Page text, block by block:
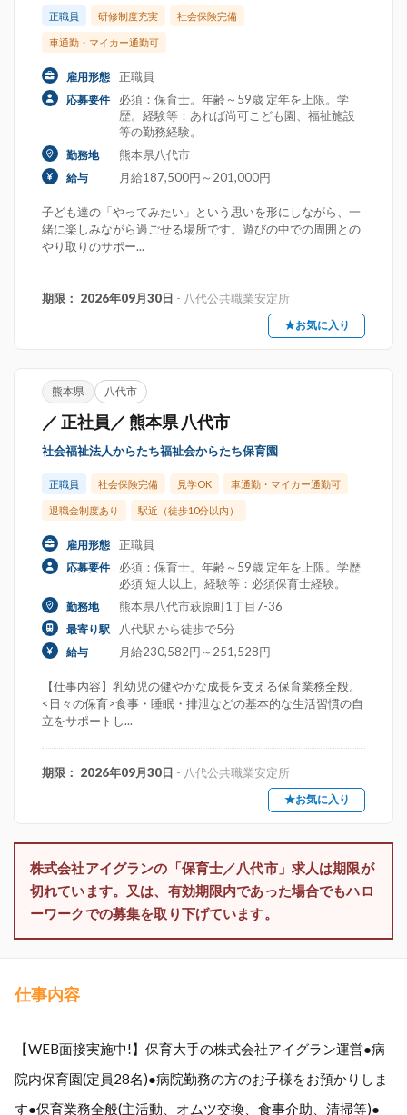
正職員 研修制度充実 社会保険完備
車通勤・マイカー通勤可
雇用形態 正職員
応募要件
必須：保育士。年齢～59歳 定年を上限。学
歴。経験等：あれば尚可こども園、福祉施設
等の勤務経験。
勤務地 熊本県八代市
給与 月給187,500円～201,000円
子ども達の「やってみたい」という思いを形にしながら、一
緒に楽しみながら過ごせる場所です。遊びの中での周囲との
やり取りのサポー...
期限： 2026年09月30日 - 八代公共職業安定所
★お気に入り
熊本県 八代市
／ 正社員／ 熊本県 八代市
社会福祉法人からたち福祉会からたち保育園
正職員 社会保険完備 見学OK 車通勤・マイカー通勤可
退職金制度あり 駅近（徒歩10分以内）
雇用形態 正職員
応募要件
必須：保育士。年齢～59歳 定年を上限。学歴
必須 短大以上。経験等：必須保育士経験。
勤務地 熊本県八代市萩原町1丁目7-36
最寄り駅 八代駅 から徒歩で5分
給与 月給230,582円～251,528円
【仕事内容】乳幼児の健やかな成長を支える保育業務全般。
<日々の保育>食事・睡眠・排泄などの基本的な生活習慣の自
立をサポートし...
期限： 2026年09月30日 - 八代公共職業安定所
★お気に入り
株式会社アイグランの「保育士／八代市」求人は期限が
切れています。又は、有効期限内であった場合でもハロ
ーワークでの募集を取り下げています。
仕事内容
【WEB面接実施中!】保育大手の株式会社アイグラン運営●病
院内保育園(定員28名)●病院勤務の方のお子様をお預かりしま
す●保育業務全般(主活動、オムツ交換、食事介助、清掃等)●